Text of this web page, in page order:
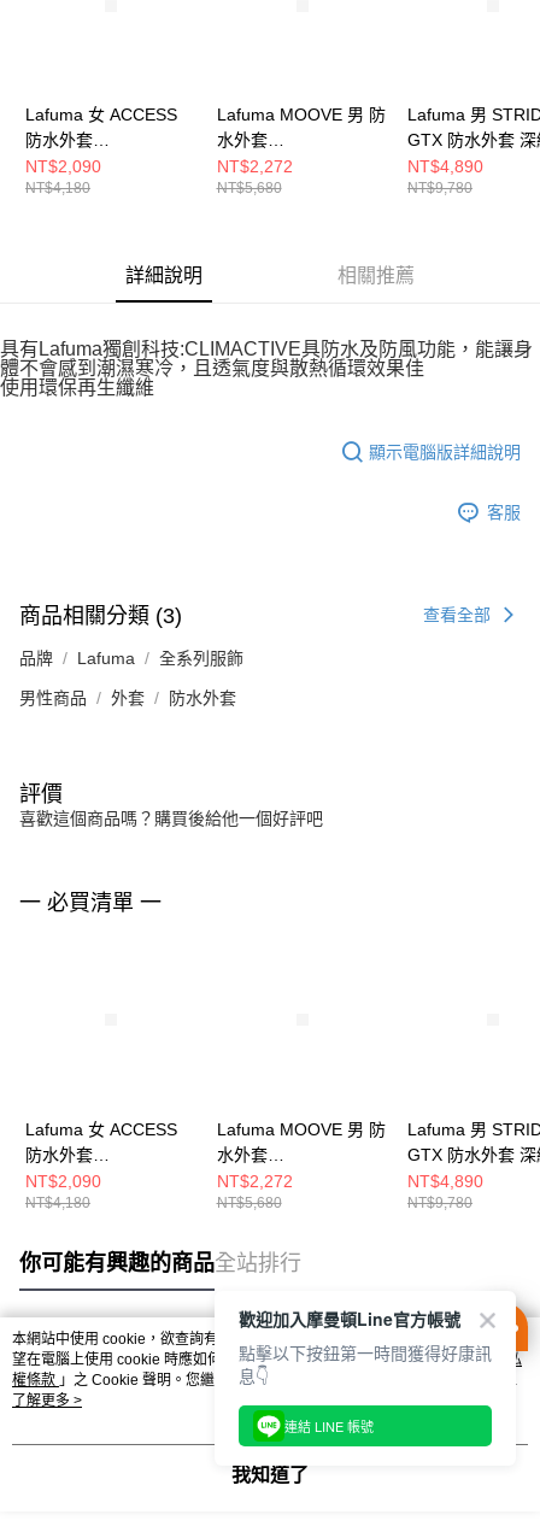
Lafuma 女 ACCESS
防水外套
LFV125329854
NT$2,090
NT$4,180
Lafuma MOOVE 男 防
水外套
LFV118876766
NT$2,272
NT$5,680
Lafuma 男
GTX 防水外套 深
防水外套
LFV12563L4244
NT$4,890
NT$9,780
詳細說明 相關推薦
具有Lafuma獨創科技:CLIMACTIVE具防水及防風功能，能讓身
體不會感到潮濕寒冷，且透氣度與散熱循環效果佳
使用環保再生纖維
顯示電腦版詳細說明
客服
商品相關分類 (3) 查看全部
品牌 Lafuma 全系列服飾
男性商品 外套 防水外套
評價
喜歡這個商品嗎？購買後給他一個好評吧
一 必買清單 一
Lafuma 女 ACCESS
防水外套
LFV125329854
NT$2,090
NT$4,180
Lafuma MOOVE 男 防
水外套
LFV118876766
NT$2,272
NT$5,680
Lafuma 男
GTX 防水外套 深
防水外套
LFV12563L4244
NT$4,890
NT$9,780
你可能有興趣的商品全站排行
熱門標籤
本網站中使用 cookie，欲查詢有關本網站使用 cookie 方式之詳情，及若您不希
望在電腦上使用 cookie 時應如何變更電腦的 cookie 設定，請參閱本網站「
隱私
權條款 」之 Cookie 聲明。您繼續使用本網站即表示您同意本公司得按本網站使
用條款之 Cookie 聲明使用 cookie。
了解更多 >
我知道了
歡迎加入摩曼頓Line官方帳號
點擊以下按鈕第一時間獲得好康訊
息👇
連結 LINE 帳號